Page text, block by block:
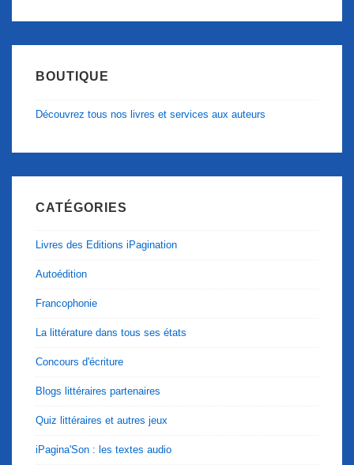
BOUTIQUE
Découvrez tous nos livres et services aux auteurs
CATÉGORIES
Livres des Editions iPagination
Autoédition
Francophonie
La littérature dans tous ses états
Concours d'écriture
Blogs littéraires partenaires
Quiz littéraires et autres jeux
iPagina'Son : les textes audio